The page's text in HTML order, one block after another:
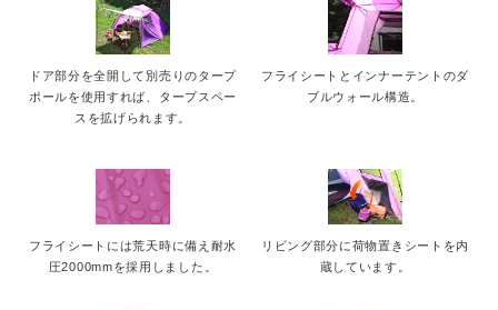
ドア部分を全開して別売りのタープ
ポールを使用すれば、タープスペー
スを拡げられます。
フライシートとインナーテントのダ
ブルウォール構造。
フライシートには荒天時に備え耐水
圧2000mmを採用しました。
リビング部分に荷物置きシートを内
蔵しています。